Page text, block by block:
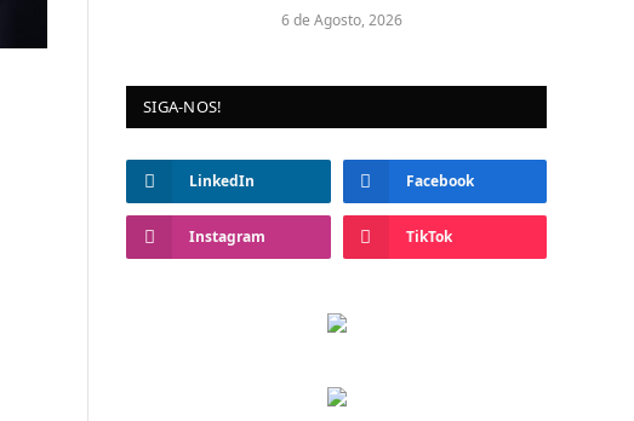
6 de Agosto, 2026
SIGA-NOS!
LinkedIn Facebook
Instagram TikTok